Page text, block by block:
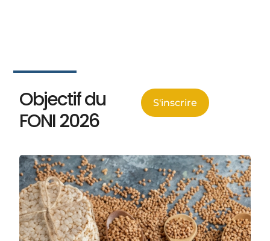
Objectif du
FONI 2026
S'inscrire